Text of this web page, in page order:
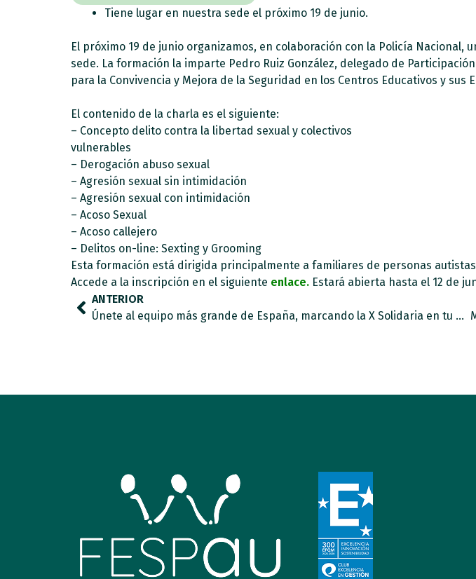
Tiene lugar en nuestra sede el próximo 19 de junio.
El próximo 19 de junio organizamos, en colaboración con la Policía
sede. La formación la imparte Pedro Ruiz González, delegado de
para la Convivencia y Mejora de la Seguridad en los Centros Educativos y sus
El contenido de la charla es el siguiente:
– Concepto delito contra la libertad sexual y colectivos
vulnerables
– Derogación abuso sexual
– Agresión sexual sin intimidación
– Agresión sexual con intimidación
– Acoso Sexual
– Acoso callejero
– Delitos on-line: Sexting y Grooming
Esta formación está dirigida principalmente a familiares de personas
Accede a la inscripción en el siguiente enlace. Estará abierta hasta el 12 de
ANTERIOR
Únete al equipo más grande de España, marcando la X Solidaria en tu declaración de la renta, y ayuda a millones de personas.